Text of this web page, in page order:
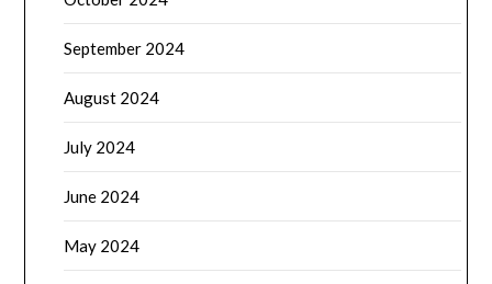
September 2024
August 2024
July 2024
June 2024
May 2024